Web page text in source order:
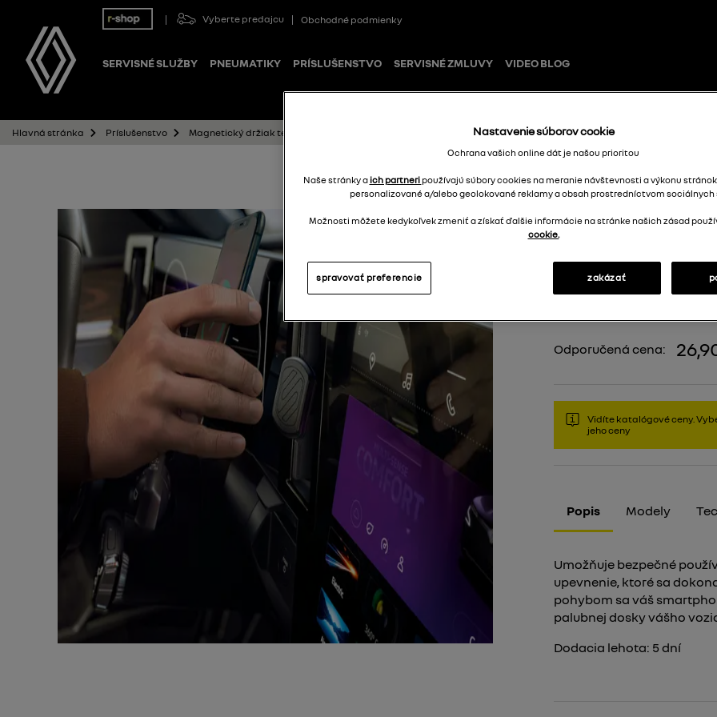
Vyberte predajcu Obchodné podmienky
SERVISNÉ SLUŽBY PNEUMATIKY PRÍSLUŠENSTVO SERVISNÉ ZMLUVY VIDEO BLOG
Hlavná stránka Príslušenstvo Magnetický držiak telefónu (do ventilačnej mriežky)
Magnetický
mriežky)
7711784774
Odporučená cena:
Vidíte katalógové ceny.
jeho ceny
Popis Modely
Umožňuje bezpečné
upevnenie, ktoré sa
pohybom sa váš
palubnej dosky vášho
Dodacia lehota: 5 dní
Nastavenie súborov cookie
Ochrana vašich online dát je našou prioritou
Naše stránky a ich partneri používajú súbory cookies na meranie návštevnosti a výkonu
personalizované a/alebo geolokované reklamy a obsah prostredníctvom sociálnych
Možnosti môžete kedykoľvek zmeniť a získať ďalšie informácie na stránke našich zásad
cookie.
zakázať
spravovať preferencie